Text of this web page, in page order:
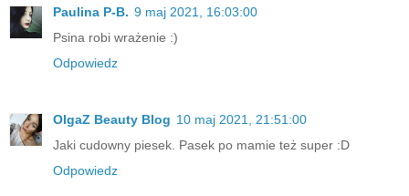
Paulina P-B. 9 maj 2021, 16:03:00
Psina robi wrażenie :)
Odpowiedz
OlgaZ Beauty Blog 10 maj 2021, 21:51:00
Jaki cudowny piesek. Pasek po mamie też super :D
Odpowiedz